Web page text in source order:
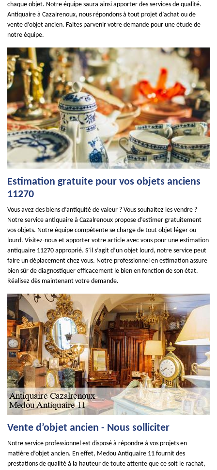
chaque objet. Notre équipe saura ainsi apporter des services de qualité.
Antiquaire à Cazalrenoux, nous répondons à tout projet d’achat ou de
vente d’objet ancien. Faites parvenir votre demande pour une étude de
notre équipe.
Estimation gratuite pour vos objets anciens
11270
Vous avez des biens d’antiquité de valeur ? Vous souhaitez les vendre ?
Notre service antiquaire à Cazalrenoux propose d’estimer gratuitement
vos objets. Notre équipe compétente se charge de tout objet léger ou
lourd. Visitez-nous et apporter votre article avec vous pour une estimation
antiquaire 11270 approprié. S’il s’agit d’un objet lourd, notre service peut
faire un déplacement chez vous. Notre professionnel en estimation assure
bien sûr de diagnostiquer efficacement le bien en fonction de son état.
Réalisez dès maintenant votre demande.
Vente d’objet ancien - Nous solliciter
Notre service professionnel est disposé à répondre à vos projets en
matière d’objet ancien. En effet, Medou Antiquaire 11 fournit des
prestations de qualité à la hauteur de toute attente que ce soit le rachat,